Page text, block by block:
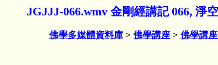
JGJJJ-066.wmv 金剛經講記 066, 淨
佛學多媒體資料庫> 佛學講座> 佛學講